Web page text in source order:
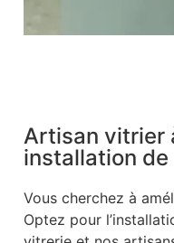
Artisan vitrier
installation
Vous cherchez à
Optez pour